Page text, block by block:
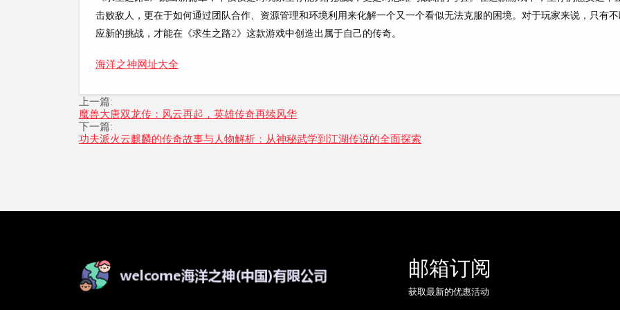
击败敌人，更在于如何通过团队合作、资源管理和环境利用来化解一个又一个看似无法克服的困境。对于玩家来说，只有
应新的挑战，才能在《求生之路2》这款游戏中创造出属于自己的传奇。
海洋之神网址大全
上一篇:
魔兽大唐双龙传：风云再起，英雄传奇再续风华
下一篇:
功夫派火云麒麟的传奇故事与人物解析：从神秘武学到江湖传说的全面探索
邮箱订阅
获取最新的优惠活动